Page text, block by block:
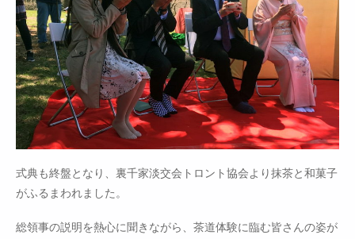
式典も終盤となり、裏千家淡交会トロント協会より抹茶と和菓子
がふるまわれました。
総領事の説明を熱心に聞きながら、茶道体験に臨む皆さんの姿が